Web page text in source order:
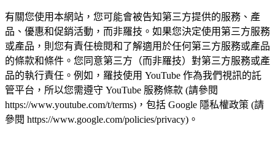
有關您使用本網站，您可能會被告知第三方提供的服務、產
品、優惠和促銷活動，而非羅技。如果您決定使用第三方服務
或產品，則您有責任檢閱和了解適用於任何第三方服務或產品
的條款和條件。您同意第三方（而非羅技）對第三方服務或產
品的執行責任。例如，羅技使用 YouTube 作為我們視訊的託
管平台，所以您需遵守 YouTube 服務條款 (請參閱
https://www.youtube.com/t/terms)，包括 Google 隱私權政策 (請
參閱 https://www.google.com/policies/privacy)。